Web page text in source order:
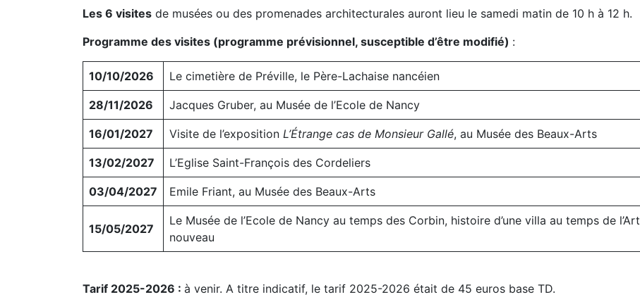
Les 6 visites de musées ou des promenades architecturales auront lieu le samedi matin de 10 h à 12 h.
Programme des visites (programme prévisionnel, susceptible d’être modifié) :
10/10/2026 Le cimetière de Préville, le Père-Lachaise nancéien
28/11/2026 Jacques Gruber, au Musée de l’Ecole de Nancy
16/01/2027 Visite de l’exposition L’Étrange cas de Monsieur Gallé, au Musée des Beaux-Arts
13/02/2027 L’Eglise Saint-François des Cordeliers
03/04/2027 Emile Friant, au Musée des Beaux-Arts
15/05/2027
Le Musée de l’Ecole de Nancy au temps des Corbin, histoire d’une villa au temps de l’Art
nouveau
Tarif 2025-2026 : à venir. A titre indicatif, le tarif 2025-2026 était de 45 euros base TD.